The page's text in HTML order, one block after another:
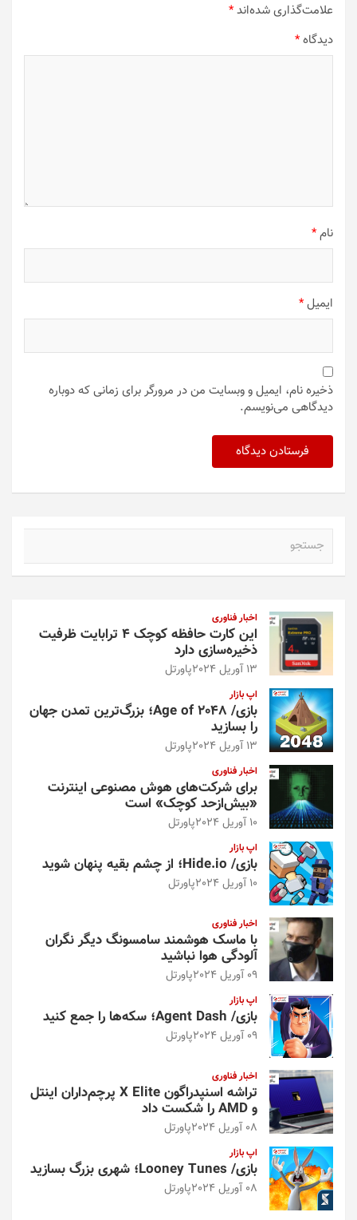
علامت‌گذاری شده‌اند*
دیدگاه*
نام*
ایمیل*
ذخیره نام، ایمیل و وبسایت من در مرورگر برای زمانی که دوباره
دیدگاهی می‌نویسم.
اخبار فناوری
این کارت حافظه کوچک ۴ ترابایت ظرفیت
ذخیره‌سازی دارد
13 آوریل 2024 پاورتل
اپ بازار
بازی/ Age of 2048؛ بزرگ‌ترین تمدن جهان
را بسازید
13 آوریل 2024 پاورتل
اخبار فناوری
برای شرکت‌های هوش مصنوعی اینترنت
«بیش‌از‌حد کوچک» است
10 آوریل 2024 پاورتل
اپ بازار
بازی/ Hide.io؛ از چشم بقیه پنهان شوید
10 آوریل 2024 پاورتل
اخبار فناوری
با ماسک هوشمند سامسونگ دیگر نگران
آلودگی هوا نباشید
09 آوریل 2024 پاورتل
اپ بازار
بازی/ Agent Dash؛ سکه‌ها را جمع کنید
09 آوریل 2024 پاورتل
اخبار فناوری
تراشه اسنپدراگون X Elite پرچم‌داران اینتل
و AMD را شکست داد
08 آوریل 2024 پاورتل
اپ بازار
بازی/ Looney Tunes؛ شهری بزرگ بسازید
08 آوریل 2024 پاورتل